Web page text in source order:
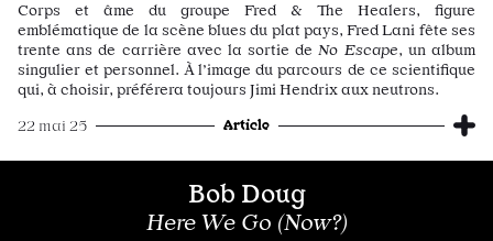
Corps et âme du groupe Fred & The Healers, figure
emblématique de la scène blues du plat pays, Fred Lani fête ses
trente ans de carrière avec la sortie de No Escape, un album
singulier et personnel. À l’image du parcours de ce scientifique
qui, à choisir, préférera toujours Jimi Hendrix aux neutrons.
22 mai 25 Article
Bob Doug
Here We Go (Now?)